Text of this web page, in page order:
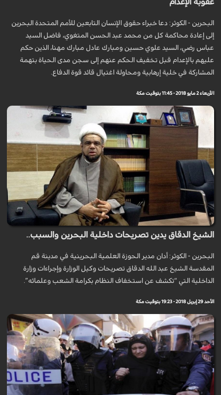
عقوبة الإعدام
البحرين - الكوثر: دعا خبراء حقوق الإنسان التابعين للأمم المتحدة البحرين
إلى إعادة محاكمة كل من محمد عبد الحسن المتغوي، فاضل السيد
عباس رضي، السيد علوي حسين ومبارك عادل مبارك مهنا، الذين حكم
عليهم بالإعدام قبل تخفيف الحكم عنهم إلى سجن مدى الحياة بتهمة
المشاركة في خلية إرهابية ومحاولة اغتيال قائد قوة الدفاع.
الأربعاء 2 مايو 2018 - 11:45 بتوقيت مكة
الشيخ الدقاق يدين تصريحات داخلية البحرين والسبب..
البحرين - الكوثر: أدان مدير الحوزة العلمية البحرينية في مدينة قم
المقدسة الشيخ عبد الله الدقاق تصريحات وكيل الوزارة وإجراءات وزارة
الداخلية التي “تكشف عن استخفاف النظام بكرامة الشعب وعلمائه”.
الأحد 29 إبريل 2018 - 19:23 بتوقيت مكة